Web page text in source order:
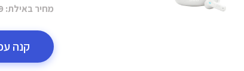
מחיר באילת:
קנה